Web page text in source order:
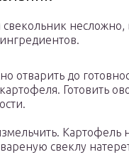
свекольник несложно,
отварить до
Готовить
Картофель
свеклу